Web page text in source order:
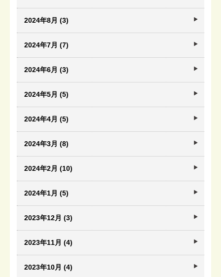
2024年8月 (3)
2024年7月 (7)
2024年6月 (3)
2024年5月 (5)
2024年4月 (5)
2024年3月 (8)
2024年2月 (10)
2024年1月 (5)
2023年12月 (3)
2023年11月 (4)
2023年10月 (4)